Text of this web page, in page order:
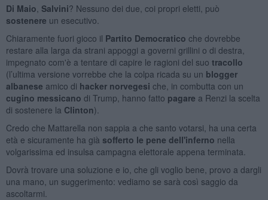
Di Maio Salvini? Nessuno dei due, coi propri eletti, può
sostenere un esecutivo.
Chiaramente fuori gioco il Partito Democratico che dovrebbe
restare alla larga da strani appoggi a governi grillini o di destra,
impegnato com'è a tentare di capire le ragioni del suo tracollo
(l’ultima versione vorrebbe che la colpa ricada su un blogger
albanese amico di hacker norvegesi che, in combutta con un
cugino messicano di Trump, hanno fatto pagare a Renzi la scelta
di sostenere la Clinton).
Credo che Mattarella non sappia a che santo votarsi, ha una certa
età e sicuramente ha già sofferto le pene dell'inferno nella
volgarissima ed insulsa campagna elettorale appena terminata.
Dovrà trovare una soluzione e io, che gli voglio bene, provo a dargli
una mano, un suggerimento: vediamo se sarà così saggio da
ascoltarmi.